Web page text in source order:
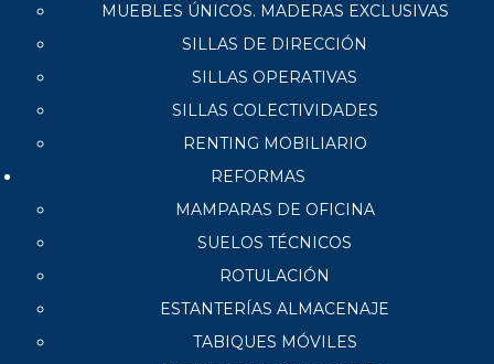
MUEBLES ÚNICOS. MADERAS EXCLUSIVAS
SILLAS DE DIRECCIÓN
SILLAS OPERATIVAS
SILLAS COLECTIVIDADES
RENTING MOBILIARIO
REFORMAS
MAMPARAS DE OFICINA
SUELOS TÉCNICOS
ROTULACIÓN
ESTANTERÍAS ALMACENAJE
TABIQUES MÓVILES